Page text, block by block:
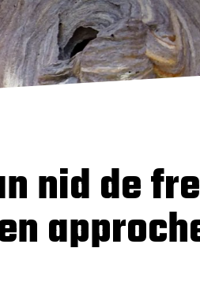
nid de